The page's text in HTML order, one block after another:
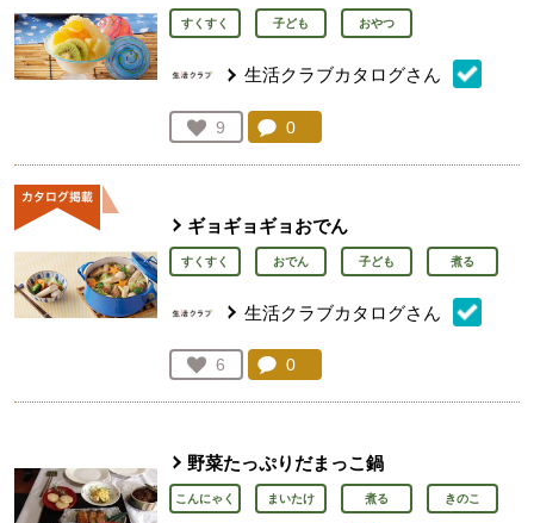
すくすく 子ども おやつ
生活クラブカタログさん
お気に入り登録：
9
人が登録
コメント：
0
ギョギョギョおでん
すくすく おでん 子ども 煮る
生活クラブカタログさん
お気に入り登録：
6
人が登録
コメント：
0
野菜たっぷりだまっこ鍋
こんにゃく まいたけ 煮る きのこ